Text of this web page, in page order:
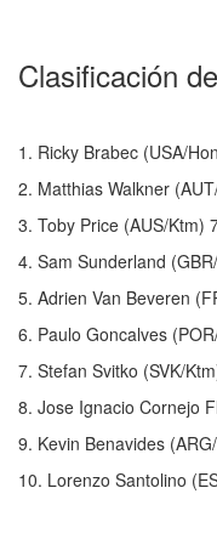
Clasificación
1. Ricky Brabec (USA/
2. Matthias Walkner
3. Toby Price (AUS/Ktm)
4. Sam Sunderland
5. Adrien Van Beveren
6. Paulo Goncalves
7. Stefan Svitko (SVK/
8. Jose Ignacio Cornejo
9. Kevin Benavides
10. Lorenzo Santolino